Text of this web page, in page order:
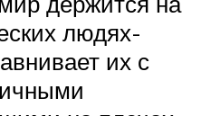
людях-
их с